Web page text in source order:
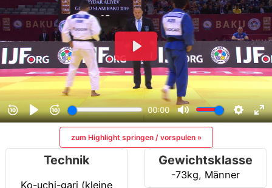
zum Highlight springen / vorspulen »
Technik
Ko-uchi-gari (kleine
Gewichtsklasse
-73kg, Männer